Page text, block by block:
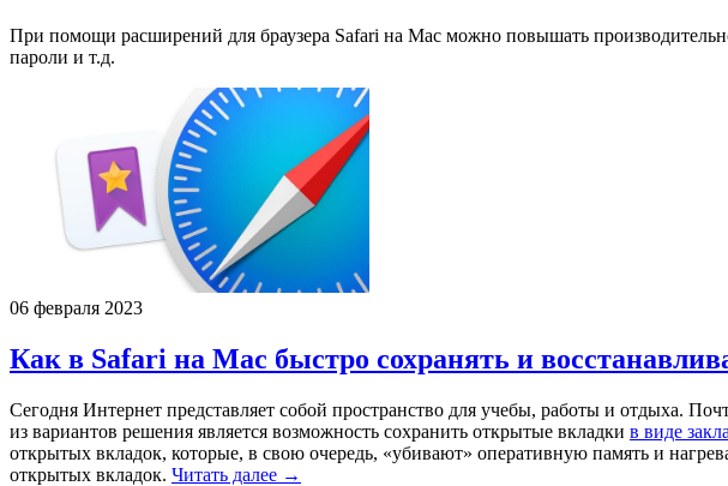
При помощи расширений для браузера Safari на Mac можно повышать
пароли и т.д.
06 февраля 2023
Как в Safari на Mac быстро сохранять и
Сегодня Интернет представляет собой пространство для учебы, работы и отдыха.
из вариантов решения является возможность сохранить открытые вкладки в виде
открытых вкладок, которые, в свою очередь, «убивают» оперативную память и
открытых вкладок. Читать далее →